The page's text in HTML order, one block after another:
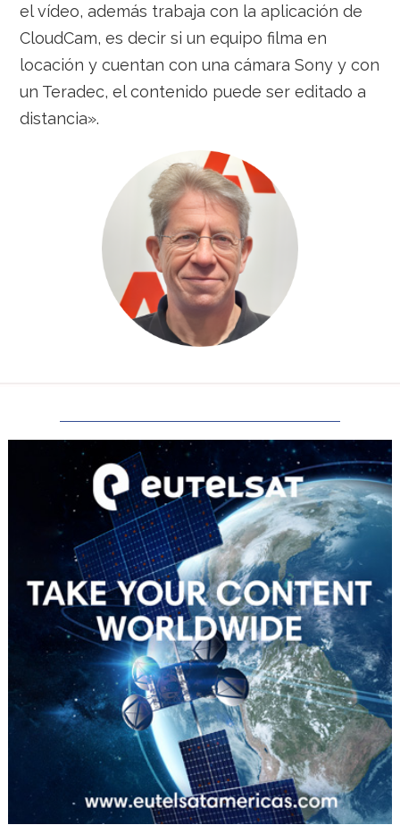
el vídeo, además trabaja con la aplicación de
CloudCam, es decir si un equipo filma en
locación y cuentan con una cámara Sony y con
un Teradec, el contenido puede ser editado a
distancia».